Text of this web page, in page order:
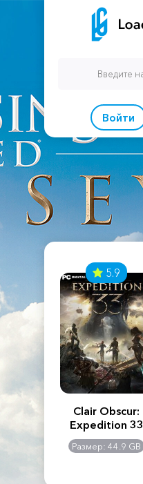
Войти
Creed
5.9
Clair Obscur:
Expedition 33
Размер: 44.9 GB